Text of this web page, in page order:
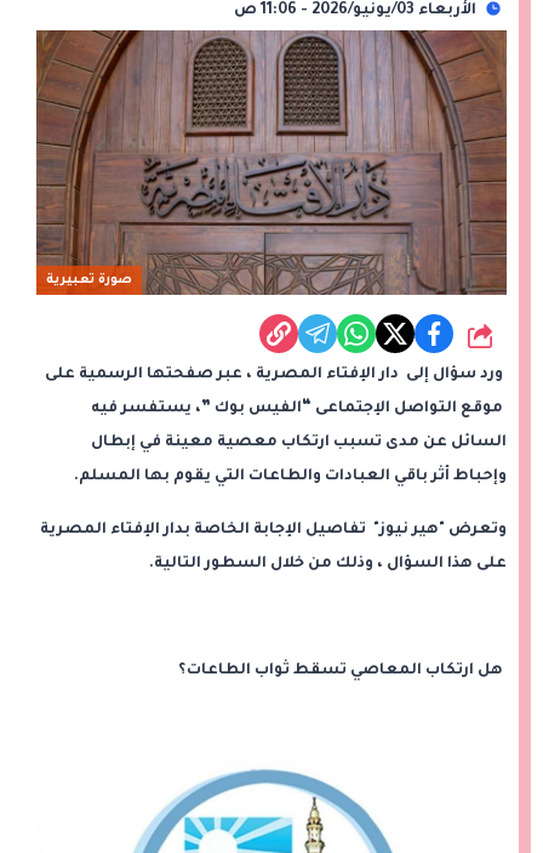
الأربعاء 03/يونيو/2026 - 11:06 ص
صورة تعبيرية
شارك
ورد سؤال إلى دار الإفتاء المصرية ، عبر صفحتها الرسمية على
موقع التواصل الإجتماعى “الفيس بوك ”، يستفسر فيه
السائل عن مدى تسبب ارتكاب معصية معينة في إبطال
وإحباط أثر باقي العبادات والطاعات التي يقوم بها المسلم.
وتعرض "هير نيوز" تفاصيل الإجابة الخاصة بدار الإفتاء المصرية
على هذا السؤال ، وذلك من خلال السطور التالية.
هل ارتكاب المعاصي تسقط ثواب الطاعات؟